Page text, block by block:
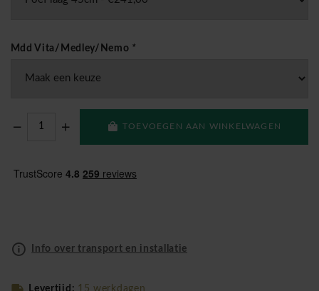
Mdd Vita/Medley/Nemo *
TOEVOEGEN AAN WINKELWAGEN
Info over transport en installatie
Levertijd: 15 werkdagen